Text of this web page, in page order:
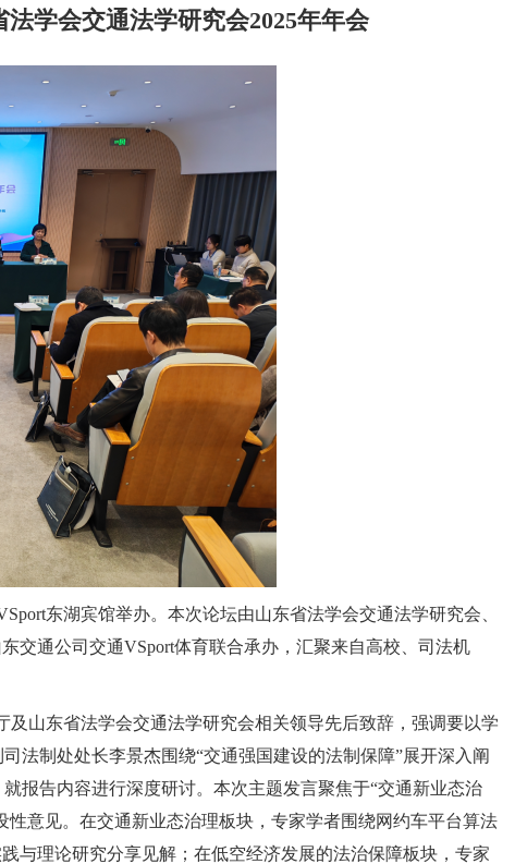
学会交通法学研究会2025年年会
东湖宾馆举办。本次论坛由山东省法学会交通法学研究会、
交通公司交通VSport体育联合承办，汇聚来自高校、司法机
山东省法学会交通法学研究会相关领导先后致辞，强调要以学
法制处处长李景杰围绕“交通强国建设的法制保障”展开深入阐
报告内容进行深度研讨。本次主题发言聚焦于“交通新业态治
意见。在交通新业态治理板块，专家学者围绕网约车平台算法
与理论研究分享见解；在低空经济发展的法治保障板块，专家